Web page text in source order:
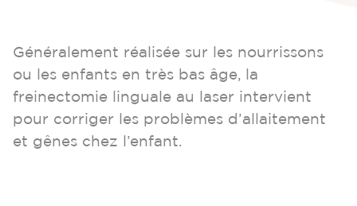
Généralement réalisée sur les nourrissons
ou les enfants en très bas âge, la
freinectomie linguale au laser intervient
pour corriger les problèmes d’allaitement
et gênes chez l’enfant.